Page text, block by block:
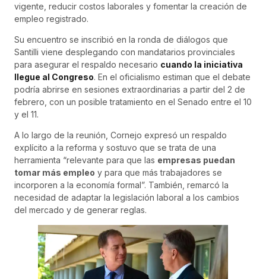
vigente, reducir costos laborales y fomentar la creación de
empleo registrado.
Su encuentro se inscribió en la ronda de diálogos que
Santilli viene desplegando con mandatarios provinciales
para asegurar el respaldo necesario cuando la iniciativa
llegue al Congreso. En el oficialismo estiman que el debate
podría abrirse en sesiones extraordinarias a partir del 2 de
febrero, con un posible tratamiento en el Senado entre el 10
y el 11.
A lo largo de la reunión, Cornejo expresó un respaldo
explícito a la reforma y sostuvo que se trata de una
herramienta “relevante para que las empresas puedan
tomar más empleo y para que más trabajadores se
incorporen a la economía formal”. También, remarcó la
necesidad de adaptar la legislación laboral a los cambios
del mercado y de generar reglas.